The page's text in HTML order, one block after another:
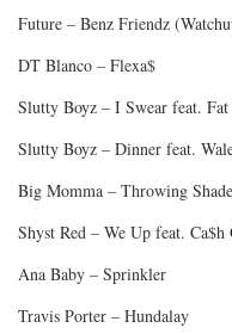
Future – Benz Friendz
DT Blanco – Flexa$
Slutty Boyz – I Swear feat.
Slutty Boyz – Dinner feat.
Big Momma – Throwing
Shyst Red – We Up feat. Ca$h
Ana Baby – Sprinkler
Travis Porter – Hundalay